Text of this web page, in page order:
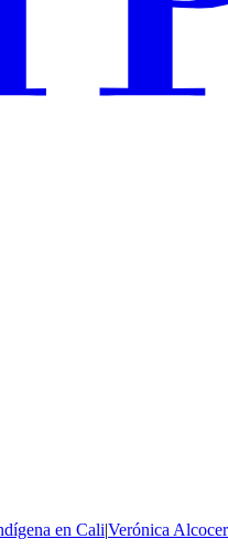
en Cali|Verónica Alcocer